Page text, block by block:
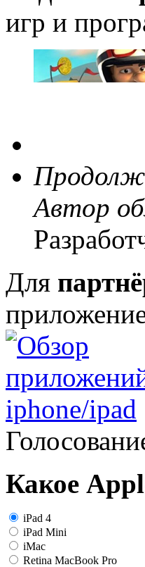
игр и
Автор
Для
Какое
iPad 4
iPad Mini
iMac
Retina MacBook Pro